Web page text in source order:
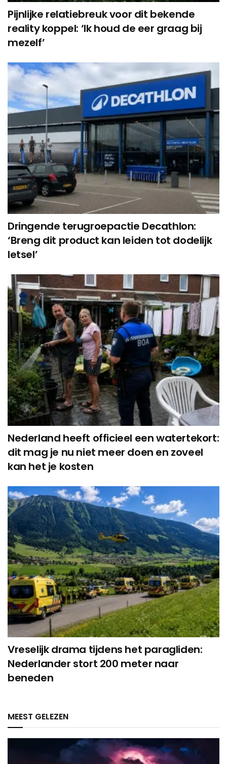
Pijnlijke relatiebreuk voor dit bekende
reality koppel: ‘Ik houd de eer graag bij
mezelf’
Dringende terugroepactie Decathlon:
‘Breng dit product kan leiden tot dodelijk
letsel’
Nederland heeft officieel een watertekort:
dit mag je nu niet meer doen en zoveel
kan het je kosten
Vreselijk drama tijdens het paragliden:
Nederlander stort 200 meter naar
beneden
MEEST GELEZEN